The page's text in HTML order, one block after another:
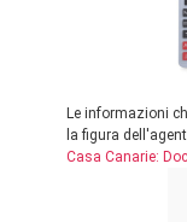
Le informazioni
la figura
Casa Canarie: